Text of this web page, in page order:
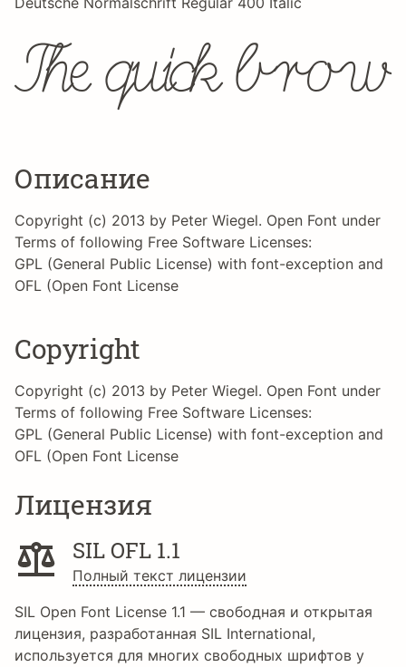
The quick
Описание
Copyright (c) 2013 by Peter Wiegel. Open Font under
Terms of following Free Software Licenses:
GPL (General Public License) with font-exception and
OFL (Open Font License
Copyright
Copyright (c) 2013 by Peter Wiegel. Open Font under
Terms of following Free Software Licenses:
GPL (General Public License) with font-exception and
OFL (Open Font License
Лицензия
SIL OFL 1.1
Полный текст лицензии
SIL Open Font License 1.1 — свободная и открытая
лицензия, разработанная SIL International,
используется для многих свободных шрифтов у